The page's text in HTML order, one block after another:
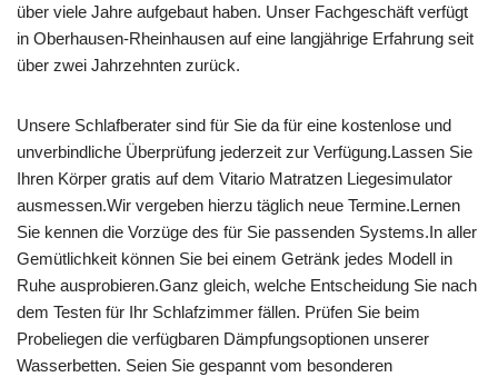
über viele Jahre aufgebaut haben. Unser Fachgeschäft verfügt
in Oberhausen-Rheinhausen auf eine langjährige Erfahrung seit
über zwei Jahrzehnten zurück.
Unsere Schlafberater sind für Sie da für eine kostenlose und
unverbindliche Überprüfung jederzeit zur Verfügung.Lassen Sie
Ihren Körper gratis auf dem Vitario Matratzen Liegesimulator
ausmessen.Wir vergeben hierzu täglich neue Termine.Lernen
Sie kennen die Vorzüge des für Sie passenden Systems.In aller
Gemütlichkeit können Sie bei einem Getränk jedes Modell in
Ruhe ausprobieren.Ganz gleich, welche Entscheidung Sie nach
dem Testen für Ihr Schlafzimmer fällen. Prüfen Sie beim
Probeliegen die verfügbaren Dämpfungsoptionen unserer
Wasserbetten. Seien Sie gespannt vom besonderen